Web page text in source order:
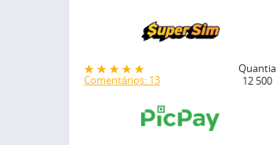
Comentários: 13
Quantia
12 500